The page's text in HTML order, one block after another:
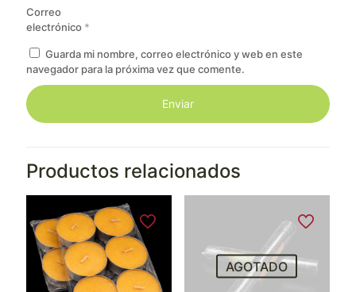
Correo
electrónico *
Guarda mi nombre, correo electrónico y web en este
navegador para la próxima vez que comente.
Productos relacionados
AGOTADO